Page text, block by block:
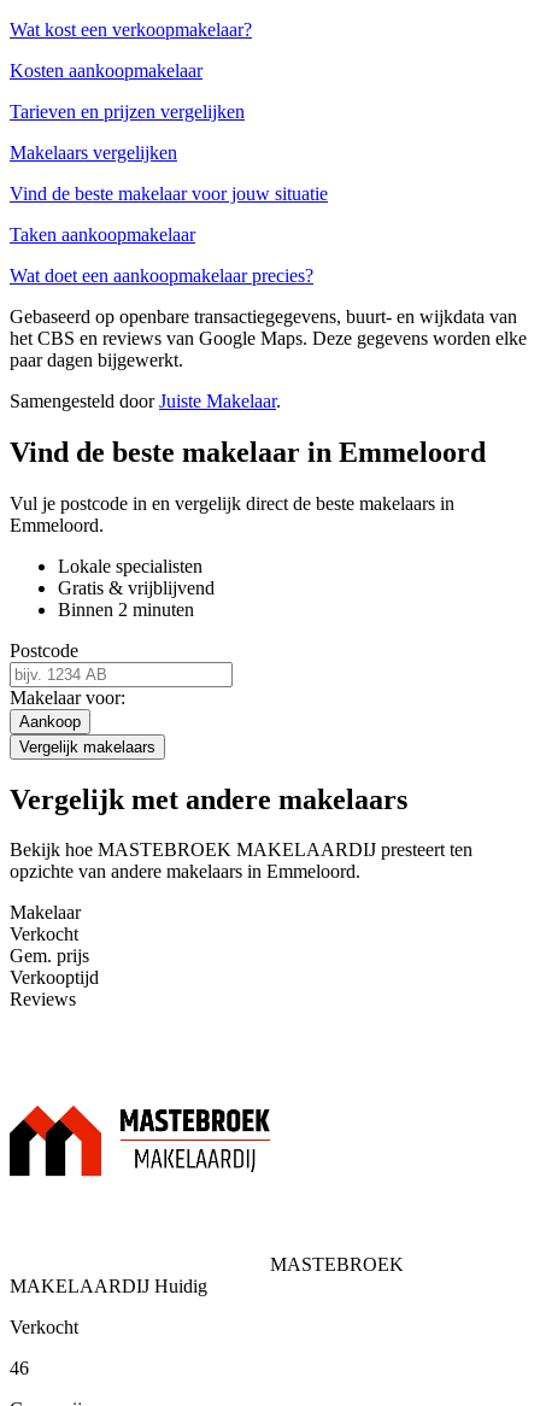
Wat kost een verkoopmakelaar?
Kosten aankoopmakelaar
Tarieven en prijzen vergelijken
Makelaars vergelijken
Vind de beste makelaar voor jouw situatie
Taken aankoopmakelaar
Wat doet een aankoopmakelaar precies?
Gebaseerd op openbare transactiegegevens, buurt- en wijkdata van
het CBS en reviews van Google Maps. Deze gegevens worden elke
paar dagen bijgewerkt.
Samengesteld doorJuiste Makelaar.
Vind de beste makelaar in Emmeloord
Vul je postcode in en vergelijk direct de beste makelaars in
Emmeloord.
Lokale specialisten
Gratis & vrijblijvend
Binnen 2 minuten
Postcode
Makelaar voor:
Aankoop
Vergelijk makelaars
Vergelijk met andere makelaars
Bekijk hoe MASTEBROEK MAKELAARDIJ presteert ten
opzichte van andere makelaars in Emmeloord.
Makelaar
Verkocht
Gem. prijs
Verkooptijd
Reviews
MASTEBROEK
MAKELAARDIJ Huidig
Verkocht
46